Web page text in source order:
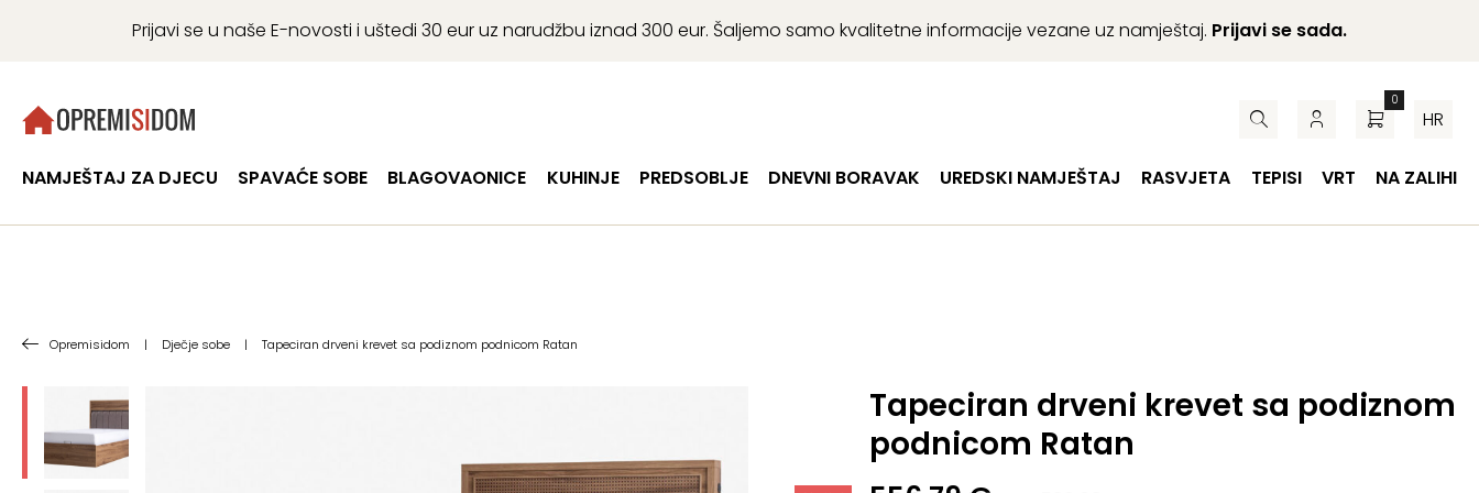
Prijavi se u naše E-novosti i uštedi 30 eur uz narudžbu iznad 300 eur. Šaljemo samo kvalitetne informacije vezane uz namještaj. Prijavi se sada.
0
HR
NAMJEŠTAJ ZA DJECU SPAVAĆE SOBE BLAGOVAONICE KUHINJE PREDSOBLJE DNEVNI BORAVAK UREDSKI NAMJEŠTAJ RASVJETA TEPISI VRT NA ZALIHI
Opremisidom | Dječje sobe | Tapeciran drveni krevet sa podiznom podnicom Ratan
Tapeciran drveni krevet sa podiznom
podnicom Ratan